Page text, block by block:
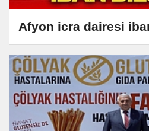
Afyon icra dairesi